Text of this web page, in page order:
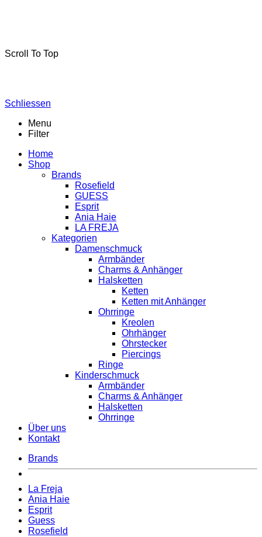
Scroll To Top
Schliessen
Menu
Filter
Home
Shop
Brands
Rosefield
GUESS
Esprit
Ania Haie
LA FREJA
Kategorien
Damenschmuck
Armbänder
Charms & Anhänger
Halsketten
Ketten
Ketten mit Anhänger
Ohrringe
Kreolen
Ohrhänger
Ohrstecker
Piercings
Ringe
Kinderschmuck
Armbänder
Charms & Anhänger
Halsketten
Ohrringe
Über uns
Kontakt
Brands
La Freja
Ania Haie
Esprit
Guess
Rosefield